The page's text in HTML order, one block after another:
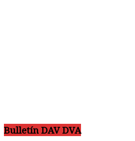
Bulletín DAV DVA